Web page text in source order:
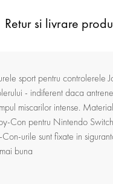
Retur si livrare
sport pentru controlerele
- indiferent daca
miscarilor intense.
Con pentru Nintendo
urile sunt fixate in
buna